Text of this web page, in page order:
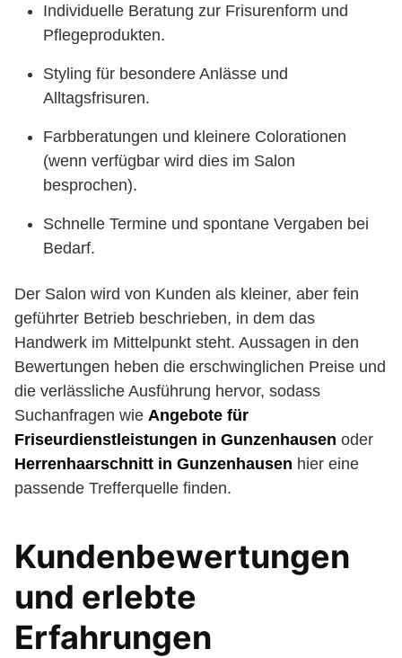
Individuelle Beratung zur Frisurenform und
Pflegeprodukten.
Styling für besondere Anlässe und
Alltagsfrisuren.
Farbberatungen und kleinere Colorationen
(wenn verfügbar wird dies im Salon
besprochen).
Schnelle Termine und spontane Vergaben bei
Bedarf.
Der Salon wird von Kunden als kleiner, aber fein
geführter Betrieb beschrieben, in dem das
Handwerk im Mittelpunkt steht. Aussagen in den
Bewertungen heben die erschwinglichen Preise und
die verlässliche Ausführung hervor, sodass
Suchanfragen wie Angebote für
Friseurdienstleistungen in Gunzenhausen oder
Herrenhaarschnitt in Gunzenhausen hier eine
passende Trefferquelle finden.
Kundenbewertungen
und erlebte
Erfahrungen